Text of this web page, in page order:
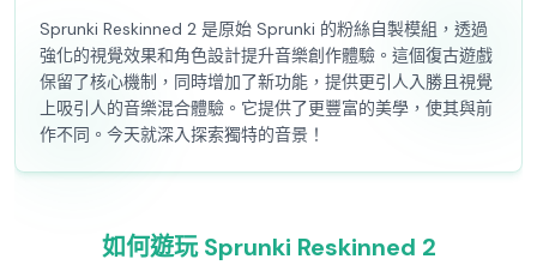
Sprunki Reskinned 2 是原始 Sprunki 的粉絲自製模組，透過
強化的視覺效果和角色設計提升音樂創作體驗。這個復古遊戲
保留了核心機制，同時增加了新功能，提供更引人入勝且視覺
上吸引人的音樂混合體驗。它提供了更豐富的美學，使其與前
作不同。今天就深入探索獨特的音景！
如何遊玩 Sprunki Reskinned 2